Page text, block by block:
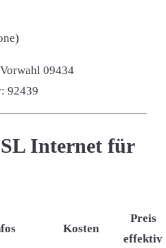
09434
92439
Internet für
Kosten
Preis
effektiv